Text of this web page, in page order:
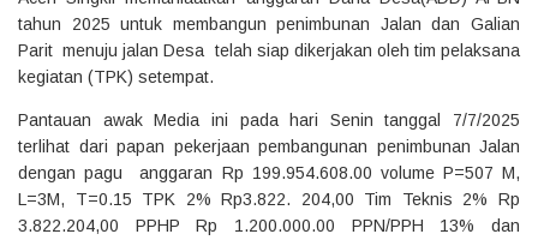
tahun 2025 untuk membangun penimbunan Jalan dan Galian
Parit menuju jalan Desa telah siap dikerjakan oleh tim pelaksana
kegiatan (TPK) setempat.
Pantauan awak Media ini pada hari Senin tanggal 7/7/2025
terlihat dari papan pekerjaan pembangunan penimbunan Jalan
dengan pagu anggaran Rp 199.954.608.00 volume P=507 M,
L=3M, T=0.15 TPK 2% Rp3.822. 204,00 Tim Teknis 2% Rp
3.822.204,00 PPHP Rp 1.200.000.00 PPN/PPH 13% dan